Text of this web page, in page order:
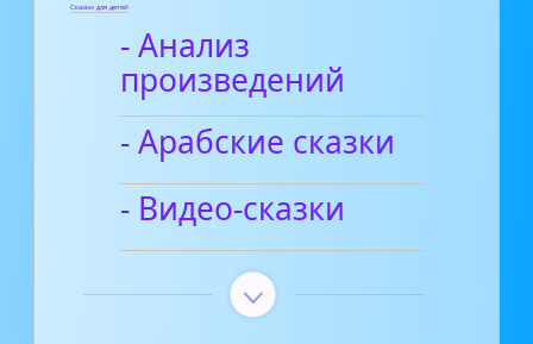
Сказки для детей
- Анализ
произведений
- Арабские сказки
- Видео-сказки